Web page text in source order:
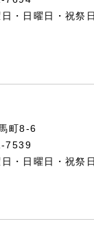
・日曜日・祝祭日
町8-6
7539
・日曜日・祝祭日